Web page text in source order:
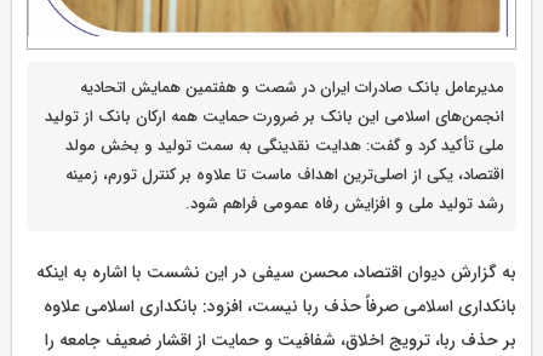
​مدیرعامل بانک صادرات ایران در شصت و هفتمین همایش اتحادیه
انجمن‌های اسلامی این بانک بر ضرورت حمایت همه ارکان بانک از تولید
ملی تأکید کرد و گفت: هدایت نقدینگی به سمت تولید و بخش مولد
اقتصاد، یکی از اصلی‌ترین اهداف ماست تا علاوه بر کنترل تورم، زمینه
رشد تولید ملی و افزایش رفاه عمومی فراهم شود.
به گزارش دیوان اقتصاد، محسن سیفی در این نشست با اشاره به اینکه
بانکداری اسلامی صرفاً حذف ربا نیست، افزود: بانکداری اسلامی علاوه
بر حذف ربا، ترویج اخلاق، شفافیت و حمایت از اقشار ضعیف جامعه را